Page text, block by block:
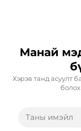
Манай
Хэрэв танд асуулт